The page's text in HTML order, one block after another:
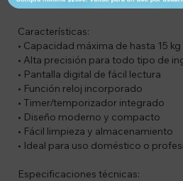
comodidad y eficiencia en cada
Características:
• Capacidad máxima de hasta 15 kg
• Alta precisión para todo tipo de
• Pantalla digital de fácil lectura
• Función reloj incorporado
• Timer/temporizador integrado
• Diseño moderno y compacto
• Fácil limpieza y almacenamiento
• Ideal para uso doméstico o
Especificaciones técnicas: